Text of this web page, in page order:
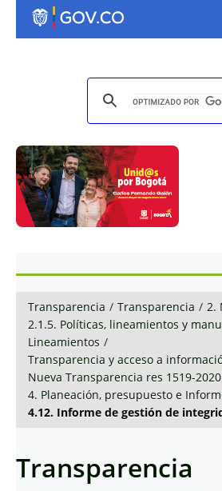
Transparencia / Transparencia / 2.
2.1.5. Políticas, lineamientos y
Lineamientos /
Transparencia y acceso a
Nueva Transparencia res 1519-2020
4. Planeación, presupuesto e
4.12. Informe de gestión de
Transparencia